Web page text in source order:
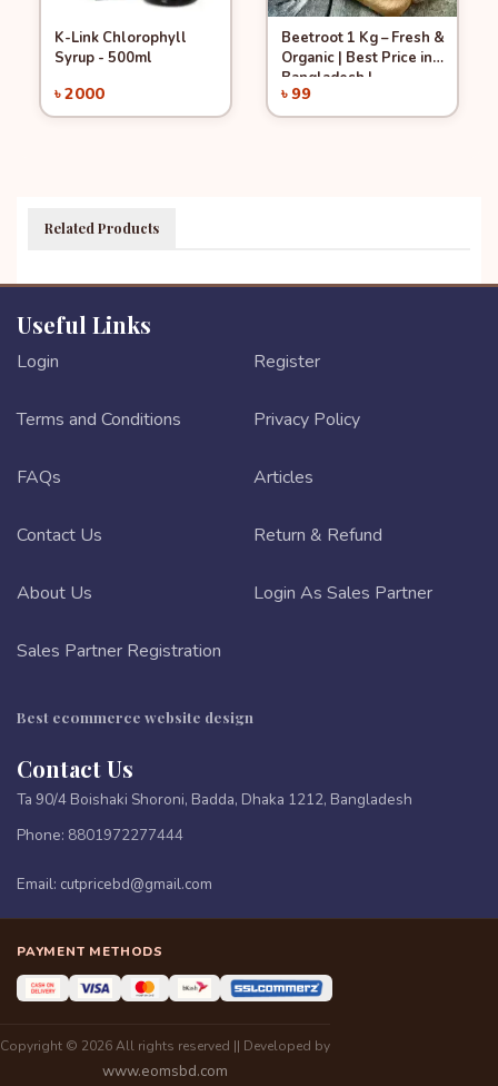
Quick View
Add to Cart
K-Link Chlorophyll
Syrup - 500ml
৳ 2000
Quick ViewAdd to Cart
Beetroot 1 Kg – Fresh &
Organic | Best Price in
Bangladesh |
CutPriceBD
৳ 99
Related Products
Useful Links
Login Register
Terms and Conditions Privacy Policy
FAQs Articles
Contact Us Return & Refund
About Us Login As Sales Partner
Sales Partner Registration
Best ecommerce website design
Contact Us
Ta 90/4 Boishaki Shoroni, Badda, Dhaka 1212, Bangladesh
Phone: 8801972277444
Email: cutpricebd@gmail.com
PAYMENT METHODS
Copyright © 2026 All rights reserved || Developed by
www.eomsbd.com